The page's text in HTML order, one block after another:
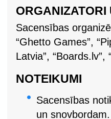
Sacensības
“Ghetto Games”,
Latvia”, “Boards.lv”,
NOTEIKUMI
Sacensības
un snovbordam.